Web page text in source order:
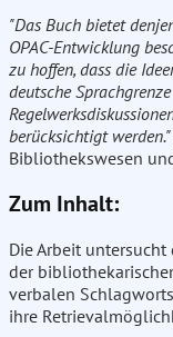
"Das Buch bietet
OPAC-Entwicklung
zu hoffen, dass die
deutsche
berücksichtigt werden."
Bibliothekswesen
Zum Inhalt:
Die Arbeit
der
verbalen
ihre